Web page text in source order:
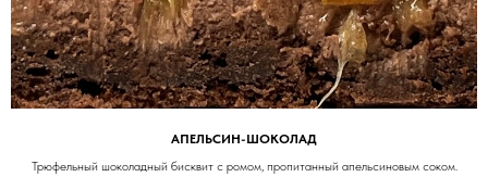
АПЕЛЬСИН-ШОКОЛАД
Трюфельный шоколадный бисквит с ромом, пропитанный апельсиновым соком.